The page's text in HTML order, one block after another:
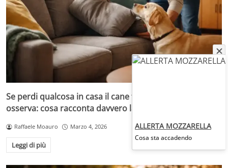
Se perdi qualcosa in casa il cane ti aiuta, il gatto
osserva: cosa racconta davvero la scienza
Raffaele Moauro Marzo 4, 2026
Leggi di più
ALLERTA MOZZARELLA
Cosa sta accadendo